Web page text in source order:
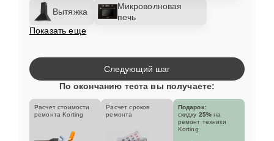
Вытяжка
Микроволновая
печь
Показать еще
Следующий шаг
По окончанию теста вы получаете:
Расчет стоимости
ремонта Korting
Расчет сроков
ремонта
Подарок:
скидку 25% на
ремонт техники
Korting